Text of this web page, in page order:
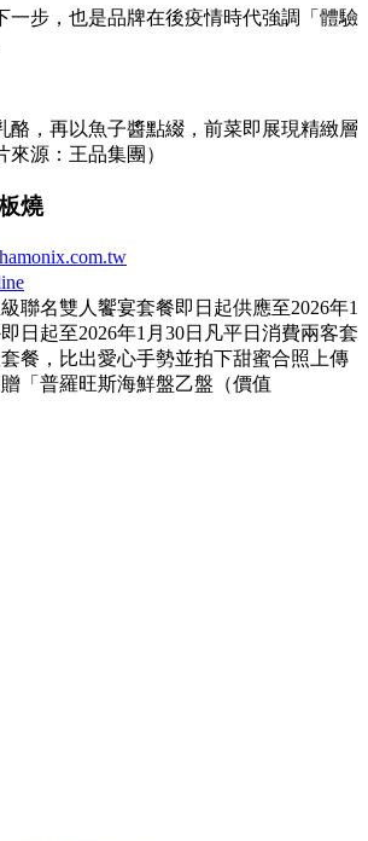
一步，也是品牌在後疫情時代強調「體驗
酪，再以魚子醬點綴，前菜即展現精緻層
源：王品集團）
燒
聯名雙人饗宴套餐即日起供應至2026年1
日起至2026年1月30日凡平日消費兩客套
餐，比出愛心手勢並拍下甜蜜合照上傳
「普羅旺斯海鮮盤乙盤（價值